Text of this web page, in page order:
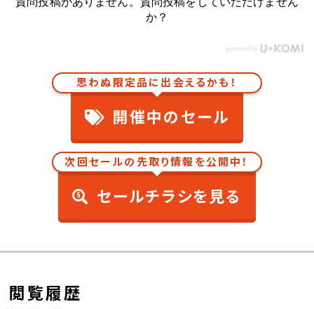
か？
思わぬ限定品に出会えるかも！
開催中のセール
次回セールの先取り情報を公開中！
セールチラシを見る
閲覧履歴